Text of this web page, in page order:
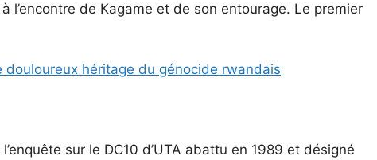
l’encontre de Kagame et de son entourage. Le premier
douloureux héritage du génocide rwandais
sur le DC10 d’UTA abattu en 1989 et désigné